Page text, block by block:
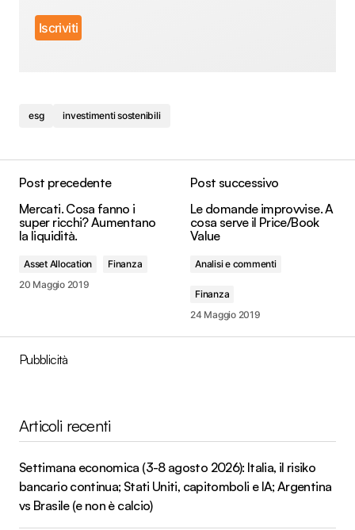
esg investimenti sostenibili
Post precedente
Mercati. Cosa fanno i
super ricchi? Aumentano
la liquidità.
Asset Allocation
Finanza
20 Maggio 2019
Post successivo
Le domande improvvise. A
cosa serve il Price/Book
Value
Analisi e commenti
Finanza
24 Maggio 2019
Pubblicità
Articoli recenti
Settimana economica (3-8 agosto 2026): Italia, il risiko
bancario continua; Stati Uniti, capitomboli e IA; Argentina
vs Brasile (e non è calcio)